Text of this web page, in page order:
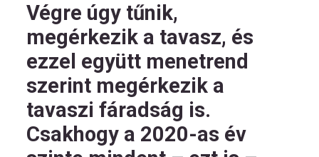
Végre úgy tűnik,
megérkezik a tavasz, és
ezzel együtt menetrend
szerint megérkezik a
tavaszi fáradság is.
Csakhogy a 2020-as év